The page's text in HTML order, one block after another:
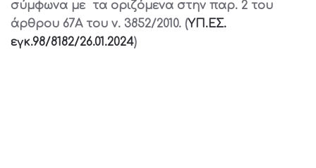
σύμφωνα με τα οριζόμενα στην παρ. 2 του
άρθρου 67Α του ν. 3852/2010. (ΥΠ.ΕΣ.
εγκ.98/8182/26.01.2024)